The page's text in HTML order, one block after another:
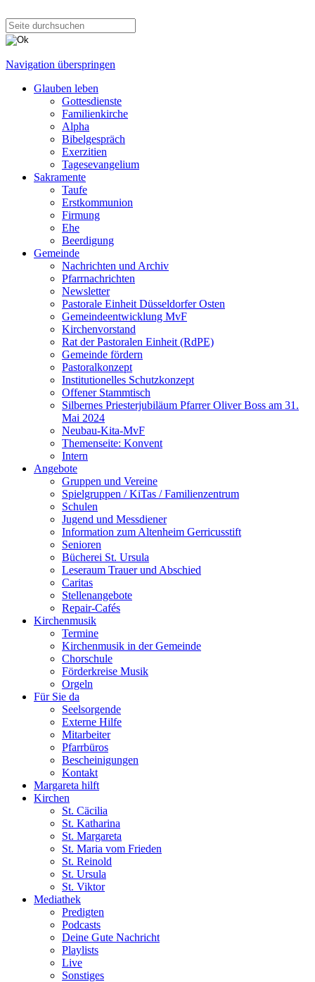
Navigation überspringen
Glauben leben
Gottesdienste
Familienkirche
Alpha
Bibelgespräch
Exerzitien
Tagesevangelium
Sakramente
Taufe
Erstkommunion
Firmung
Ehe
Beerdigung
Gemeinde
Nachrichten und Archiv
Pfarrnachrichten
Newsletter
Pastorale Einheit Düsseldorfer Osten
Gemeindeentwicklung MvF
Kirchenvorstand
Rat der Pastoralen Einheit (RdPE)
Gemeinde fördern
Pastoralkonzept
Institutionelles Schutzkonzept
Offener Stammtisch
Silbernes Priesterjubiläum Pfarrer Oliver Boss am 31.
Mai 2024
Neubau-Kita-MvF
Themenseite: Konvent
Intern
Angebote
Gruppen und Vereine
Spielgruppen / KiTas / Familienzentrum
Schulen
Jugend und Messdiener
Information zum Altenheim Gerricusstift
Senioren
Bücherei St. Ursula
Leseraum Trauer und Abschied
Caritas
Stellenangebote
Repair-Cafés
Kirchenmusik
Termine
Kirchenmusik in der Gemeinde
Chorschule
Förderkreise Musik
Orgeln
Für Sie da
Seelsorgende
Externe Hilfe
Mitarbeiter
Pfarrbüros
Bescheinigungen
Kontakt
Margareta hilft
Kirchen
St. Cäcilia
St. Katharina
St. Margareta
St. Maria vom Frieden
St. Reinold
St. Ursula
St. Viktor
Mediathek
Predigten
Podcasts
Deine Gute Nachricht
Playlists
Live
Sonstiges